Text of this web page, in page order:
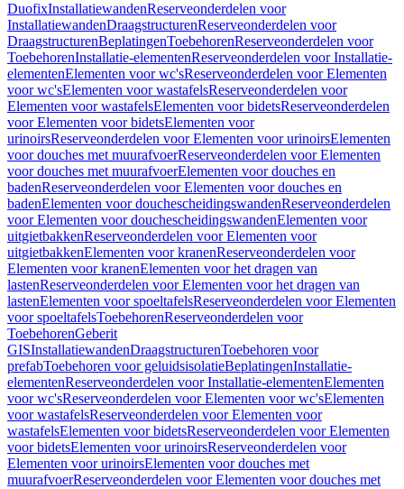
DuofixInstallatiewandenReserveonderdelen voor
InstallatiewandenDraagstructurenReserveonderdelen voor
DraagstructurenBeplatingenToebehorenReserveonderdelen voor
ToebehorenInstallatie-elementenReserveonderdelen voor Installatie-
elementenElementen voor wc'sReserveonderdelen voor Elementen
voor wc'sElementen voor wastafelsReserveonderdelen voor
Elementen voor wastafelsElementen voor bidetsReserveonderdelen
voor Elementen voor bidetsElementen voor
urinoirsReserveonderdelen voor Elementen voor urinoirsElementen
voor douches met muurafvoerReserveonderdelen voor Elementen
voor douches met muurafvoerElementen voor douches en
badenReserveonderdelen voor Elementen voor douches en
badenElementen voor douchescheidingswandenReserveonderdelen
voor Elementen voor douchescheidingswandenElementen voor
uitgietbakkenReserveonderdelen voor Elementen voor
uitgietbakkenElementen voor kranenReserveonderdelen voor
Elementen voor kranenElementen voor het dragen van
lastenReserveonderdelen voor Elementen voor het dragen van
lastenElementen voor spoeltafelsReserveonderdelen voor Elementen
voor spoeltafelsToebehorenReserveonderdelen voor
ToebehorenGeberit
GISInstallatiewandenDraagstructurenToebehoren voor
prefabToebehoren voor geluidsisolatieBeplatingenInstallatie-
elementenReserveonderdelen voor Installatie-elementenElementen
voor wc'sReserveonderdelen voor Elementen voor wc'sElementen
voor wastafelsReserveonderdelen voor Elementen voor
wastafelsElementen voor bidetsReserveonderdelen voor Elementen
voor bidetsElementen voor urinoirsReserveonderdelen voor
Elementen voor urinoirsElementen voor douches met
muurafvoerReserveonderdelen voor Elementen voor douches met